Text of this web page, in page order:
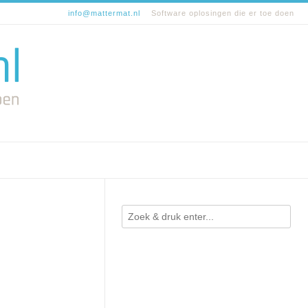
info@mattermat.nl Software oplosingen die er toe doen